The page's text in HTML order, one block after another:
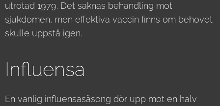
utrotad 1979. Det saknas behandling mot
sjukdomen, men effektiva vaccin finns om behovet
skulle uppstå igen.
Influensa
En vanlig influensasäsong dör upp mot en halv